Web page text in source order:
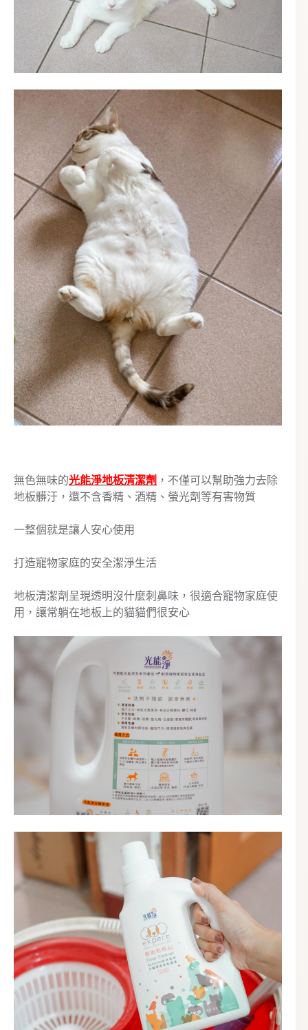
無色無味的光能淨地板清潔劑 ，不僅可以幫助強力去除
地板髒汙，還不含香精、酒精、螢光劑等有害物質
一整個就是讓人安心使用
打造寵物家庭的安全潔淨生活
地板清潔劑呈現透明沒什麼刺鼻味，很適合寵物家庭使
用，讓常躺在地板上的貓貓們很安心